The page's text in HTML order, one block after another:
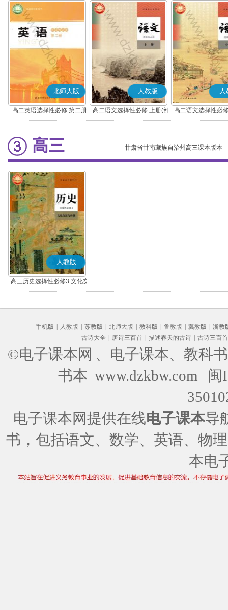
北师大版
高二英语选择性必修 第二册
人教版
高二语文选择性必修 上册(部
编版)
人
高二语文选择性必
编版)
高三 甘肃省甘南藏族自治州高三课本版本
人教版
高三历史选择性必修3 文化交
流与传播(部编版)
手机版 人教版 苏教版 北师大版 教科版 鲁教版 冀教版
浙教
古诗大全
唐诗三百首 描述春天的古诗 古诗三百首
©电子课本网 、电子课本、教科
书本 www.dzkbw.com
闽
电子课本网提供在线电子课本导
书，包括语文、数学、英语、物
本电